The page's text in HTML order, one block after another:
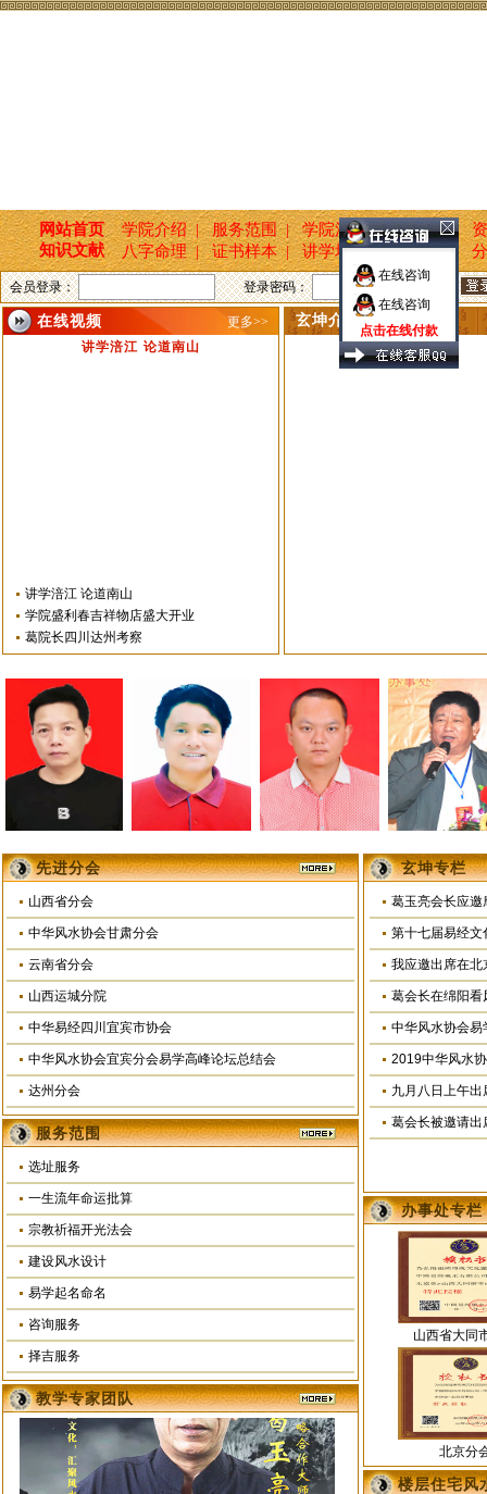
在线咨询
在线咨询
点击在线付款
网站首页 学院介绍 | 服务范围 | 学院活动 | 新闻报道 |
知识文献
八字命理 | 证书样本 | 讲学培训 | 国学文化 |
会员登录： 登录密码：
在线视频
更多>>
讲学涪江 论道南山
讲学涪江 论道南山
学院盛利春吉祥物店盛大开业
葛院长四川达州考察
玄坤介绍
先进分会
山西省分会
中华风水协会甘肃分会
云南省分会
山西运城分院
中华易经四川宜宾市协会
中华风水协会宜宾分会易学高峰论坛总结会
达州分会
服务范围
选址服务
一生流年命运批算
宗教祈福开光法会
建设风水设计
易学起名命名
咨询服务
择吉服务
教学专家团队
玄坤专栏
葛玉亮会长应邀
第十七届易经文
我应邀出席在
葛会长在绵阳看
中华风水协会易
2019中华风水
九月八日上午
葛会长被邀请出
办事处专栏
山西省大同
北京分
楼层住宅风